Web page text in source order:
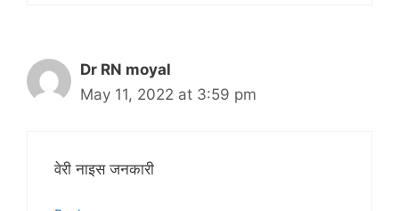
Dr RN moyal
May 11, 2022 at 3:59 pm
वेरी नाइस जनकारी